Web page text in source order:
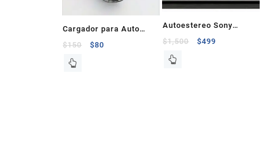
Cargador para Auto
Redlemon 2 USB 1A
2.1A
$150 $80
Autoestereo Sony
Xplode CDX-GT250S
$1,500 $499